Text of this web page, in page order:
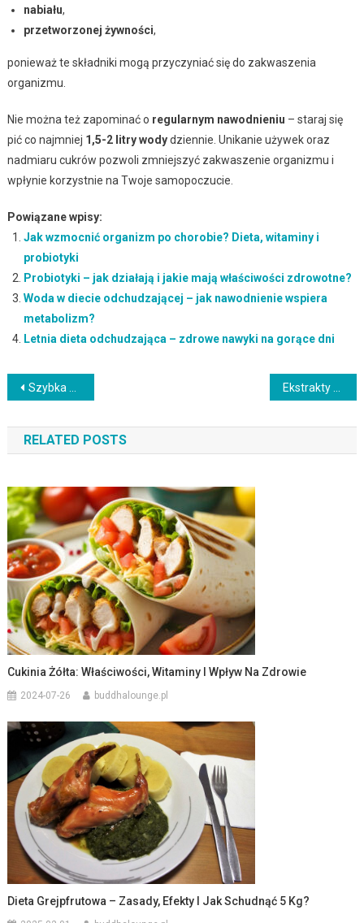
nabiału,
przetworzonej żywności,
ponieważ te składniki mogą przyczyniać się do zakwaszenia
organizmu.
Nie można też zapominać o regularnym nawodnieniu – staraj się
pić co najmniej 1,5-2 litry wodydziennie. Unikanie używek oraz
nadmiaru cukrów pozwoli zmniejszyć zakwaszenie organizmu i
wpłynie korzystnie na Twoje samopoczucie.
Powiązane wpisy:
Jak wzmocnić organizm po chorobie? Dieta, witaminy i
probiotyki
Probiotyki – jak działają i jakie mają właściwości zdrowotne?
Woda w diecie odchudzającej – jak nawodnienie wspiera
metabolizm?
Letnia dieta odchudzająca – zdrowe nawyki na gorące dni
Nawigacja
wpisu
Szybka dieta odchudzająca: jak uniknąć efektu jojo? Ekstrakty roślinne: właściwości, rodzaje i zastosowanie w kosmetykach
RELATED POSTS
Cukinia Żółta: Właściwości, Witaminy I Wpływ Na Zdrowie
2024-07-26 buddhalounge.pl
Dieta Grejpfrutowa – Zasady, Efekty I Jak Schudnąć 5 Kg?